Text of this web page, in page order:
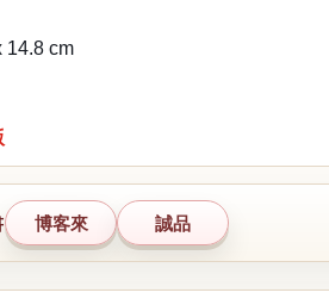
14.8 cm
博客來 誠品